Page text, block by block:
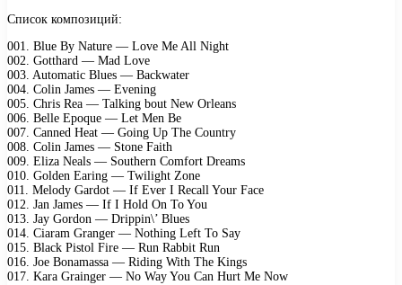
Список композиций:
001. Blue By Nature — Love Me All Night
002. Gotthard — Mad Love
003. Automatic Blues — Backwater
004. Colin James — Evening
005. Chris Rea — Talking bout New Orleans
006. Belle Epoque — Let Men Be
007. Canned Heat — Going Up The Country
008. Colin James — Stone Faith
009. Eliza Neals — Southern Comfort Dreams
010. Golden Earing — Twilight Zone
011. Melody Gardot — If Ever I Recall Your Face
012. Jan James — If I Hold On To You
013. Jay Gordon — Drippin\’ Blues
014. Ciaram Granger — Nothing Left To Say
015. Black Pistol Fire — Run Rabbit Run
016. Joe Bonamassa — Riding With The Kings
017. Kara Grainger — No Way You Can Hurt Me Now